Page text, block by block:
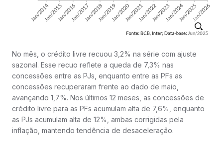
No mês, o crédito livre recuou 3,2% na série com ajuste
sazonal. Esse recuo reflete a queda de 7,3% nas
concessões entre as PJs, enquanto entre as PFs as
concessões recuperaram frente ao dado de maio,
avançando 1,7%. Nos últimos 12 meses, as concessões de
crédito livre para as PFs acumulam alta de 7,6%, enquanto
as PJs acumulam alta de 12%, ambas corrigidas pela
inflação, mantendo tendência de desaceleração.